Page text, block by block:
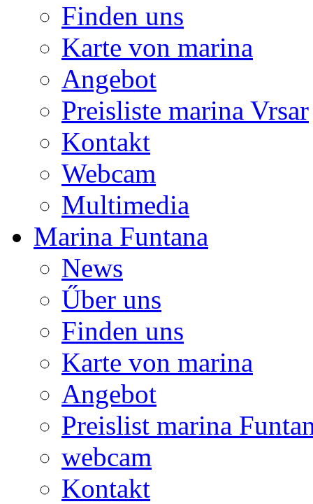
Finden uns
Karte von marina
Angebot
Preisliste marina Vrsar
Kontakt
Webcam
Multimedia
Marina Funtana
News
Űber uns
Finden uns
Karte von marina
Angebot
Preislist marina
webcam
Kontakt